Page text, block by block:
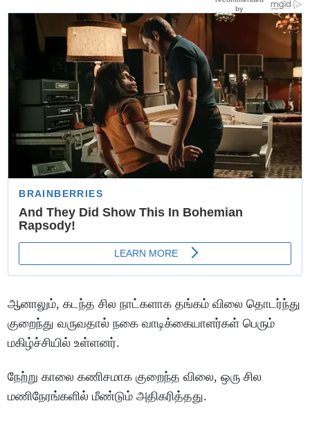
ஆனாலும், கடந்த சில நாட்களாக தங்கம் விலை தொடர்ந்து
குறைந்து வருவதால் நகை வாடிக்கையாளர்கள் பெரும்
மகிழ்ச்சியில் உள்ளனர்.
நேற்று காலை கணிசமாக குறைந்த விலை, ஒரு சில
மணிநேரங்களில் மீண்டும் அதிகரித்தது.